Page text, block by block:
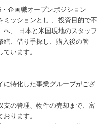
企画職オープンポジション
ミッションとし 、投資目的で不
へ、 ⽇本と米国現地のスタッフ
繕、借り⼿探し、購⼊後の管
います。
に特化した事業グループがござ
の管理、物件の売却まで、富
ります。